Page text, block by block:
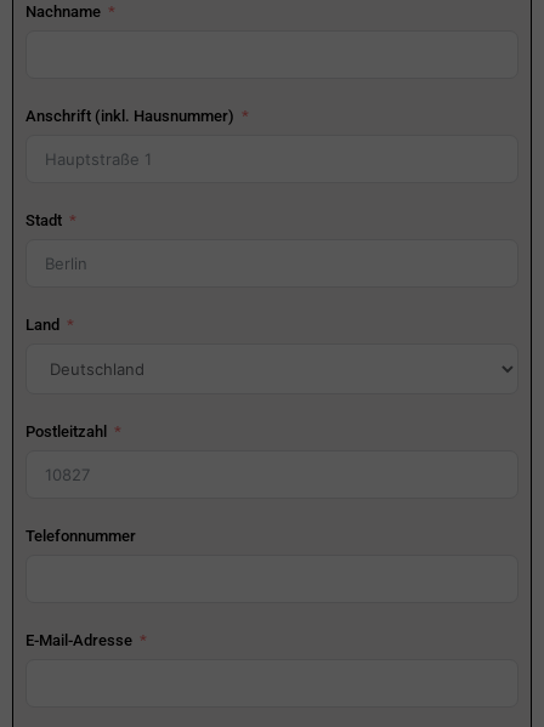
Nachname
Anschrift (inkl. Hausnummer)
Stadt
Land
Postleitzahl
Telefonnummer
E-Mail-Adresse